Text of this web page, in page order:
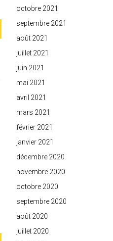
octobre 2021
septembre 2021
août 2021
juillet 2021
juin 2021
mai 2021
avril 2021
mars 2021
février 2021
janvier 2021
décembre 2020
novembre 2020
octobre 2020
septembre 2020
août 2020
juillet 2020